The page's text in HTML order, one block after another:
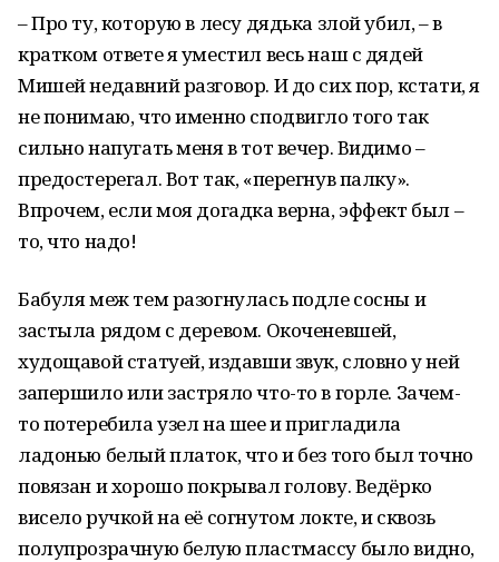
– Про ту, которую в лесу дядька злой убил, – в
кратком ответе я уместил весь наш с дядей
Мишей недавний разговор. И до сих пор, кстати, я
не понимаю, что именно сподвигло того так
сильно напугать меня в тот вечер. Видимо –
предостерегал. Вот так, «перегнув палку».
Впрочем, если моя догадка верна, эффект был –
то, что надо!
Бабуля меж тем разогнулась подле сосны и
застыла рядом с деревом. Окоченевшей,
худощавой статуей, издавши звук, словно у ней
запершило или застряло что-то в горле. Зачем-
то потеребила узел на шее и пригладила
ладонью белый платок, что и без того был точно
повязан и хорошо покрывал голову. Ведёрко
висело ручкой на её согнутом локте, и сквозь
полупрозрачную белую пластмассу было видно,